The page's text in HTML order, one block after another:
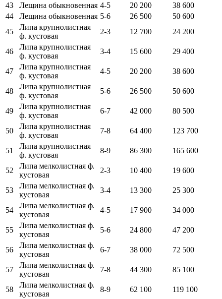
43
Лещина обыкновенная 4-5 20 200
38 600
44
Лещина обыкновенная 5-6 26 500
50 600
45
Липа крупнолистная
ф. кустовая
2-3 12 700 24 200
46
Липа крупнолистная
ф. кустовая
3-4 15 600 29 400
47
Липа крупнолистная
ф. кустовая
4-5 20 200 38 600
48
Липа крупнолистная
ф. кустовая
5-6 26 500 50 600
49
Липа крупнолистная
ф. кустовая
6-7 42 000 80 500
50
Липа крупнолистная
ф. кустовая
7-8 64 400 123 700
51
Липа крупнолистная
ф. кустовая
8-9 86 300 165 600
52
Липа мелколистная ф.
кустовая
2-3 10 400 19 600
53
Липа мелколистная ф.
кустовая
3-4 13 300 25 300
54
Липа мелколистная ф.
кустовая
4-5 17 900 34 000
55
Липа мелколистная ф.
кустовая
5-6 24 800 47 200
56
Липа мелколистная ф.
кустовая
6-7 38 000 72 500
57
Липа мелколистная ф.
кустовая
7-8 44 300 85 100
58
Липа мелколистная ф.
кустовая
8-9 62 100 119 100